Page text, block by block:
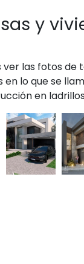
y
ver las fotos de
en lo que se
en